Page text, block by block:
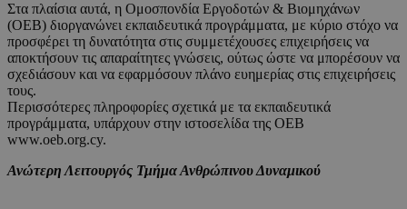
Στα πλαίσια αυτά, η Ομοσπονδία Εργοδοτών & Βιομηχάνων
(ΟΕΒ) διοργανώνει εκπαιδευτικά προγράμματα, με κύριο στόχο να
προσφέρει τη δυνατότητα στις συμμετέχουσες επιχειρήσεις να
αποκτήσουν τις απαραίτητες γνώσεις, ούτως ώστε να μπορέσουν να
σχεδιάσουν και να εφαρμόσουν πλάνο ευημερίας στις επιχειρήσεις
τους.
Περισσότερες πληροφορίες σχετικά με τα εκπαιδευτικά
προγράμματα, υπάρχουν στην ιστοσελίδα της ΟΕΒ
www.oeb.org.cy.
Ανώτερη Λειτουργός Τμήμα Ανθρώπινου Δυναμικού